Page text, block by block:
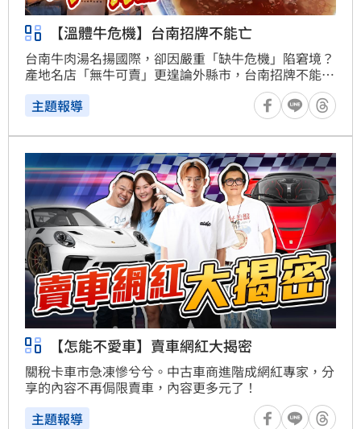
【溫體牛危機】台南招牌不能亡
台南牛肉湯名揚國際，卻因嚴重「缺牛危機」陷窘境？
產地名店「無牛可賣」更遑論外縣市，台南招牌不能
亡？
主題報導
【怎能不愛車】賣車網紅大揭密
關稅卡車市急凍慘兮兮。中古車商進階成網紅專家，分
享的內容不再侷限賣車，內容更多元了！
主題報導